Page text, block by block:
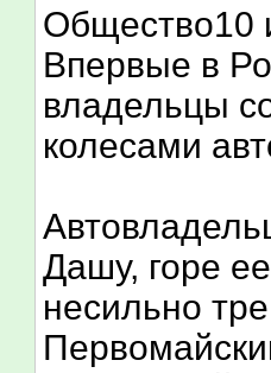
Общество10
Впервые в
владельцы
колесами
Дашу, горе
несильно